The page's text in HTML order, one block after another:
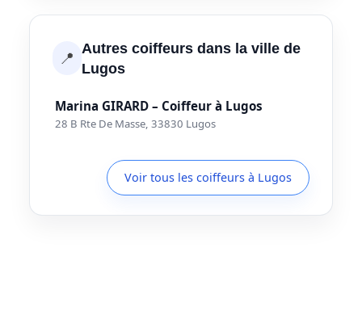
📍 Autres coiffeurs dans la ville de
Lugos
Marina GIRARD – Coiffeur à Lugos
28 B Rte De Masse, 33830 Lugos
Voir tous les coiffeurs à Lugos